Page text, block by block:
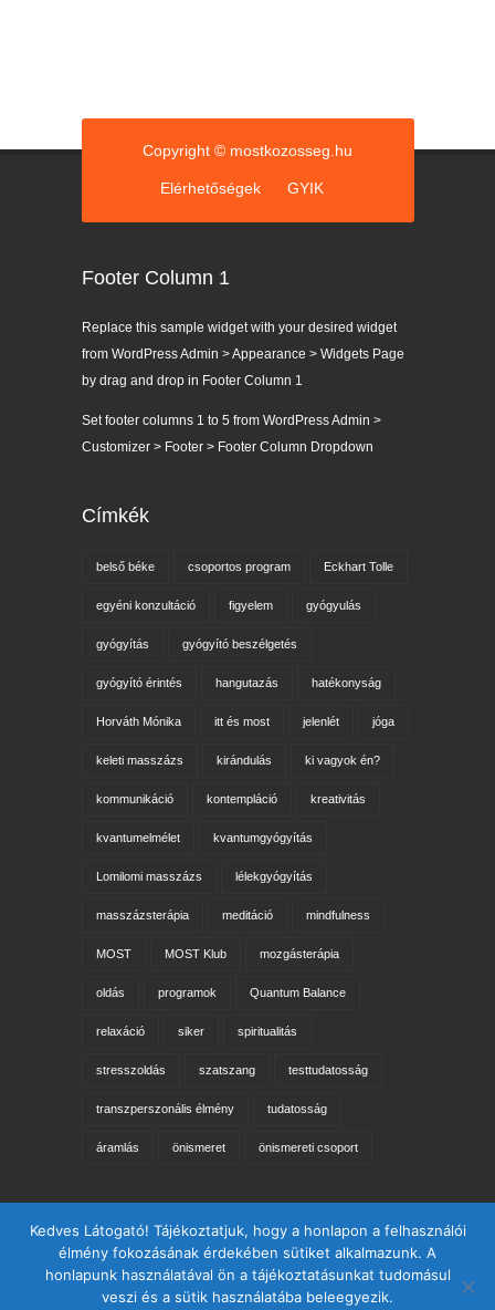
Copyright © mostkozosseg.hu
Elérhetőségek GYIK
Footer Column 1
Replace this sample widget with your desired widget
from WordPress Admin > Appearance > Widgets Page
by drag and drop in Footer Column 1
Set footer columns 1 to 5 from WordPress Admin >
Customizer > Footer > Footer Column Dropdown
Címkék
belső béke csoportos program Eckhart Tolle
egyéni konzultáció figyelem gyógyulás
gyógyítás gyógyító beszélgetés
gyógyító érintés hangutazás hatékonyság
Horváth Mónika itt és most jelenlét jóga
keleti masszázs kirándulás ki vagyok én?
kommunikáció kontempláció kreativitás
kvantumelmélet kvantumgyógyítás
Lomilomi masszázs lélekgyógyítás
masszázsterápia meditáció mindfulness
MOST MOST Klub mozgásterápia
oldás programok Quantum Balance
relaxáció siker spiritualitás
stresszoldás szatszang testtudatosság
transzperszonális élmény tudatosság
áramlás önismeret önismereti csoport
Keresés az oldalon
Kedves Látogató! Tájékoztatjuk, hogy a honlapon a felhasználói
élmény fokozásának érdekében sütiket alkalmazunk. A
honlapunk használatával ön a tájékoztatásunkat tudomásul
veszi és a sütik használatába beleegyezik.